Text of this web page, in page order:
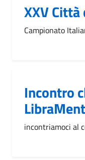
XXV
Campionato
Incontro
incontriamoci al